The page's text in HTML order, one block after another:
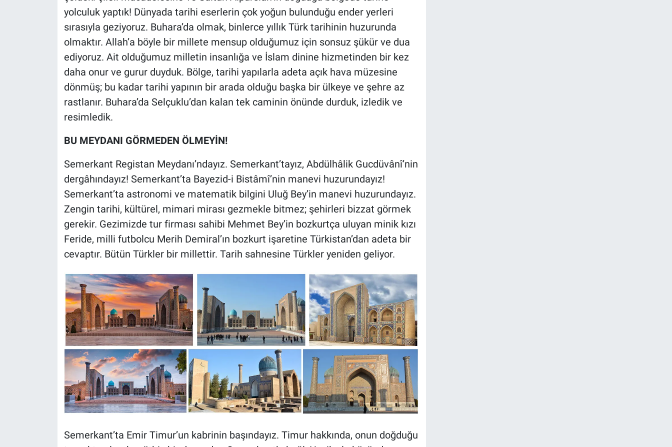
yolculuk yaptık! Dünyada tarihi eserlerin çok yoğun bulunduğu ender yerleri
sırasıyla geziyoruz. Buhara’da olmak, binlerce yıllık Türk tarihinin huzurunda
olmaktır. Allah’a böyle bir millete mensup olduğumuz için sonsuz şükür ve dua
ediyoruz. Ait olduğumuz milletin insanlığa ve İslam dinine hizmetinden bir kez
daha onur ve gurur duyduk. Bölge, tarihi yapılarla adeta açık hava müzesine
dönmüş; bu kadar tarihi yapının bir arada olduğu başka bir ülkeye ve şehre az
rastlanır. Buhara’da Selçuklu’dan kalan tek caminin önünde durduk, izledik ve
resimledik.
BU MEYDANI GÖRMEDEN ÖLMEYİN!
Semerkant Registan Meydanı’ndayız. Semerkant’tayız, Abdülhâlik Gucdüvânî’nin
dergâhındayız! Semerkant’ta Bayezid-i Bistâmî’nin manevi huzurundayız!
Semerkant’ta astronomi ve matematik bilgini Uluğ Bey’in manevi huzurundayız.
Zengin tarihi, kültürel, mimari mirası gezmekle bitmez; şehirleri bizzat görmek
gerekir. Gezimizde tur firması sahibi Mehmet Bey’in bozkurtça uluyan minik kızı
Feride, milli futbolcu Merih Demiral’ın bozkurt işaretine Türkistan’dan adeta bir
cevaptır. Bütün Türkler bir millettir. Tarih sahnesine Türkler yeniden geliyor.
Semerkant’ta Emir Timur’un kabrinin başındayız. Timur hakkında, onun doğduğu